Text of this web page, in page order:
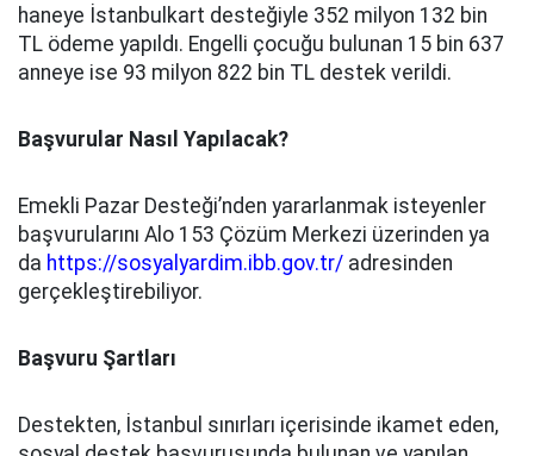
haneye İstanbulkart desteğiyle 352 milyon 132 bin
TL ödeme yapıldı. Engelli çocuğu bulunan 15 bin 637
anneye ise 93 milyon 822 bin TL destek verildi.
Başvurular Nasıl Yapılacak?
Emekli Pazar Desteği’nden yararlanmak isteyenler
başvurularını Alo 153 Çözüm Merkezi üzerinden ya
da https://sosyalyardim.ibb.gov.tr/ adresinden
gerçekleştirebiliyor.
Başvuru Şartları
Destekten, İstanbul sınırları içerisinde ikamet eden,